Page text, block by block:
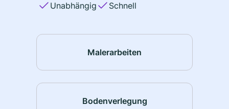
Unabhängig
Schnell
Malerarbeiten
Bodenverlegung